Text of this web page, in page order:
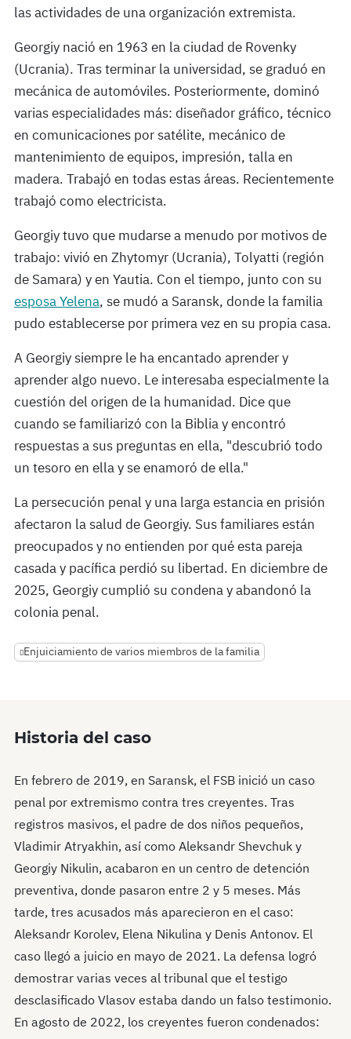
las actividades de una organización extremista.
Georgiy nació en 1963 en la ciudad de Rovenky
(Ucrania). Tras terminar la universidad, se graduó en
mecánica de automóviles. Posteriormente, dominó
varias especialidades más: diseñador gráfico, técnico
en comunicaciones por satélite, mecánico de
mantenimiento de equipos, impresión, talla en
madera. Trabajó en todas estas áreas. Recientemente
trabajó como electricista.
Georgiy tuvo que mudarse a menudo por motivos de
trabajo: vivió en Zhytomyr (Ucrania), Tolyatti (región
de Samara) y en Yautia. Con el tiempo, junto con su
esposa Yelena, se mudó a Saransk, donde la familia
pudo establecerse por primera vez en su propia casa.
A Georgiy siempre le ha encantado aprender y
aprender algo nuevo. Le interesaba especialmente la
cuestión del origen de la humanidad. Dice que
cuando se familiarizó con la Biblia y encontró
respuestas a sus preguntas en ella, "descubrió todo
un tesoro en ella y se enamoró de ella."
La persecución penal y una larga estancia en prisión
afectaron la salud de Georgiy. Sus familiares están
preocupados y no entienden por qué esta pareja
casada y pacífica perdió su libertad. En diciembre de
2025, Georgiy cumplió su condena y abandonó la
colonia penal.
Enjuiciamiento de varios miembros de la familia
Historia del caso
En febrero de 2019, en Saransk, el FSB inició un caso
penal por extremismo contra tres creyentes. Tras
registros masivos, el padre de dos niños pequeños,
Vladimir Atryakhin, así como Aleksandr Shevchuk y
Georgiy Nikulin, acabaron en un centro de detención
preventiva, donde pasaron entre 2 y 5 meses. Más
tarde, tres acusados más aparecieron en el caso:
Aleksandr Korolev, Elena Nikulina y Denis Antonov. El
caso llegó a juicio en mayo de 2021. La defensa logró
demostrar varias veces al tribunal que el testigo
desclasificado Vlasov estaba dando un falso testimonio.
En agosto de 2022, los creyentes fueron condenados: